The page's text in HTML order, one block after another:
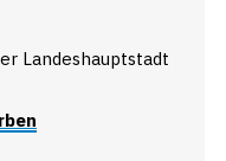
Landeshauptstadt